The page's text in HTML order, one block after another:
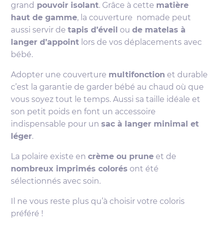
grand pouvoir isolant. Grâce à cette matière
haut de gamme, la couverture nomade peut
aussi servir detapis d’éveil oude matelas à
langer d’appoint lors de vos déplacements avec
bébé.
Adopter une couverture multifonction et durable
c’est la garantie de garder bébé au chaud où que
vous soyez tout le temps. Aussi sa taille idéale et
son petit poids en font un accessoire
indispensable pour unsac à langer minimal et
léger.
La polaire existe encrème ou prune et de
nombreux imprimés colorés ont été
sélectionnés avec soin.
Il ne vous reste plus qu’à choisir votre coloris
préféré !